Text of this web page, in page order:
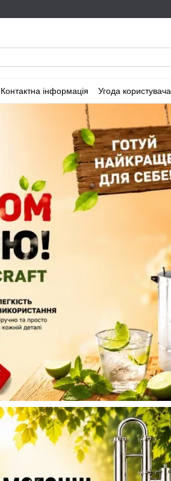
Контактна інформація Угода користувача